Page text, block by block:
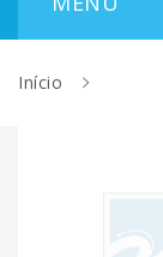
Início